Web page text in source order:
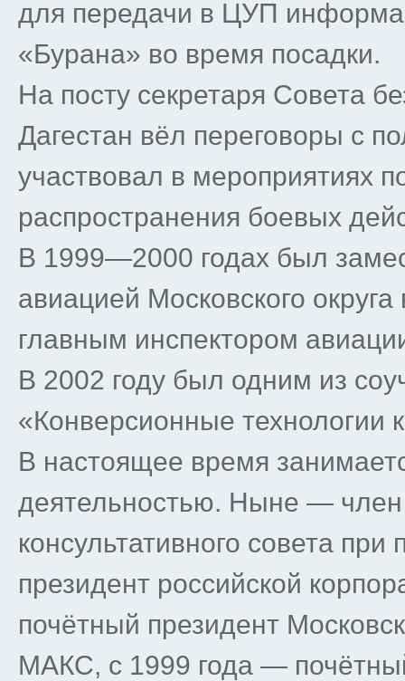
для передачи в ЦУП
«Бурана» во время посадки.
На посту секретаря Совета
Дагестан вёл переговоры с
участвовал в мероприятиях
распространения боевых
В 1999—2000 годах был
авиацией Московского
главным инспектором
В 2002 году был одним из
«Конверсионные технологии
В настоящее время
деятельностью. Ныне — член
консультативного совета
президент российской
почётный президент
МАКС, с 1999 года —